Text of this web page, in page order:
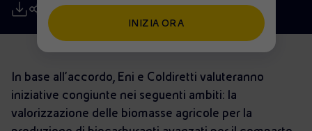
Net Zero
Modello satellitare
Energia accessibile
Innovazione
Collaborazioni per l'innovazione
Attività nel mondo
Mobilità
In base all’accordo, Eni e Coldiretti valuteranno
iniziative congiunte nei seguenti ambiti: la
valorizzazione delle biomasse agricole per la
INIZIA ORA